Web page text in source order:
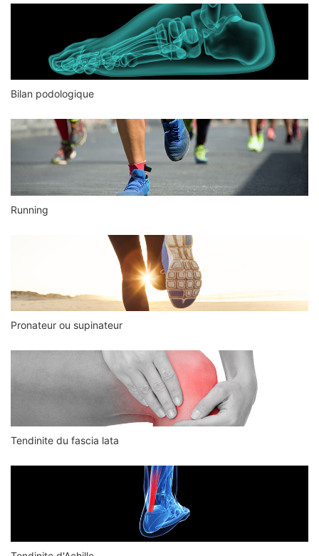
Bilan podologique
Running
Pronateur ou supinateur
Tendinite du fascia lata